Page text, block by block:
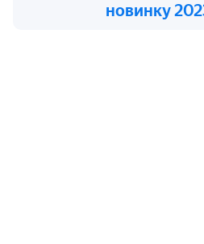
новинку